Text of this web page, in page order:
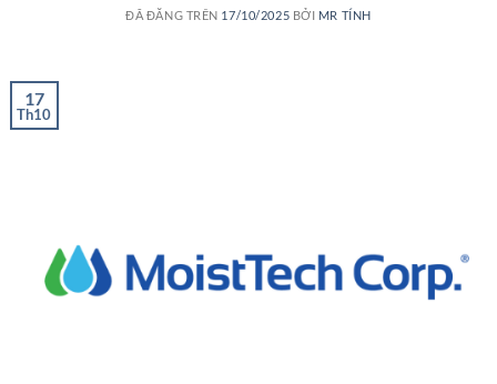
ĐÃ ĐĂNG TRÊN 17/10/2025 BỞI MR TÍNH
17
Th10